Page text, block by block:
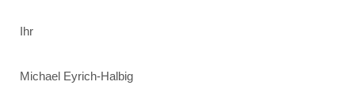
Ihr
Michael Eyrich-Halbig